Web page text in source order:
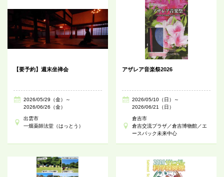
【要予約】週末坐禅会
2026/05/29（金）～
2026/06/26（金）
出雲市
一畑薬師法堂（はっとう）
アザレア音楽祭2026
2026/05/10（日）～
2026/06/21（日）
倉吉市
倉吉交流プラザ／倉吉博物館／エ
ースパック未来中心